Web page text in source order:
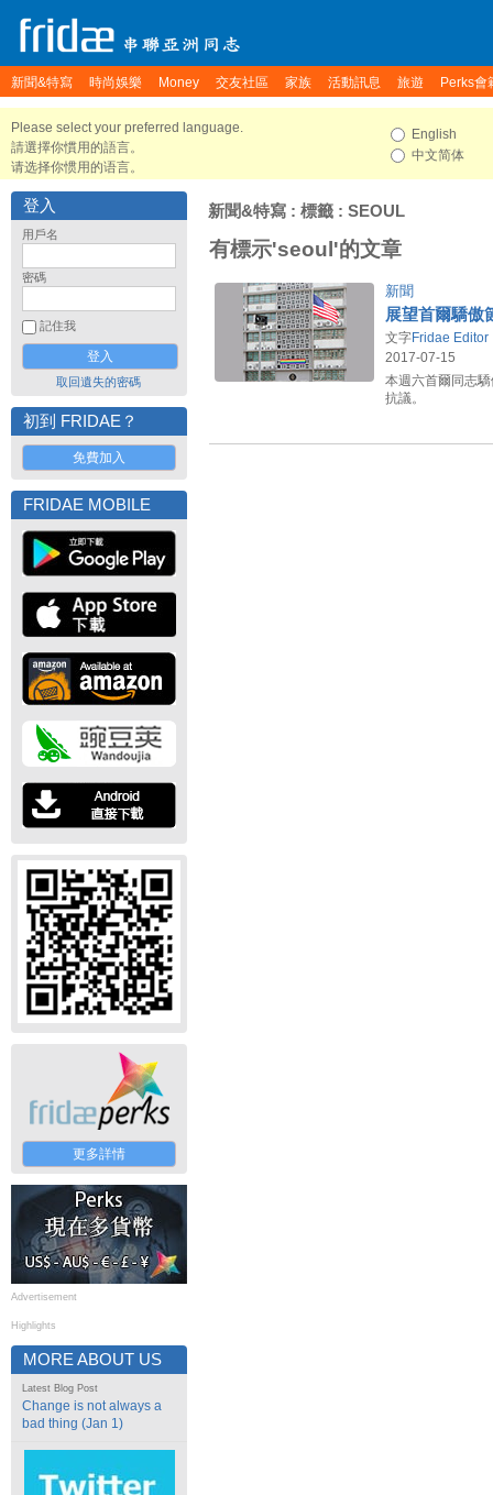
新聞&特寫 時尚娛樂 Money 交友社區 家族 活動訊息 旅遊 Perks會
Please select your preferred language.
請選擇你慣用的語言。
请选择你惯用的语言。
English
中文简体
登入
用戶名
密碼
記住我
取回遺失的密碼
初到 FRIDAE？
免費加入
FRIDAE MOBILE
更多詳情
Advertisement
Highlights
MORE ABOUT US
Latest Blog Post
Change is not always a
bad thing (Jan 1)
新聞&特寫 : 標籤 : SEOUL
有標示'seoul'的文章
新聞
展望首爾驕傲
文字Fridae Editor
2017-07-15
本週六首爾同志
抗議。